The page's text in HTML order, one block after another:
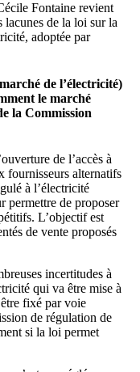
Fontaine revient
de la loi sur la
adoptée par
de l’électricité)
le marché
la Commission
de l’accès à
fournisseurs alternatifs
à l’électricité
permettre de proposer
L’objectif est
de vente proposés
incertitudes à
qui va être mise à
fixé par voie
de régulation de
si la loi permet